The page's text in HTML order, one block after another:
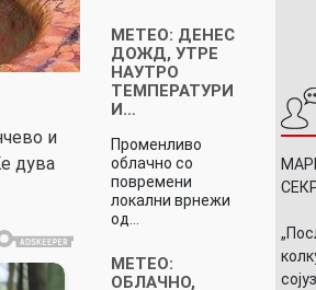
и
дува
МЕТЕО: ДЕНЕС
ДОЖД, УТРЕ
НАУТРО
ТЕМПЕРАТУРИ
И…
Променливо
облачно со
повремени
локални врнежи
од…
МЕТЕО:
ОБЛАЧНО,